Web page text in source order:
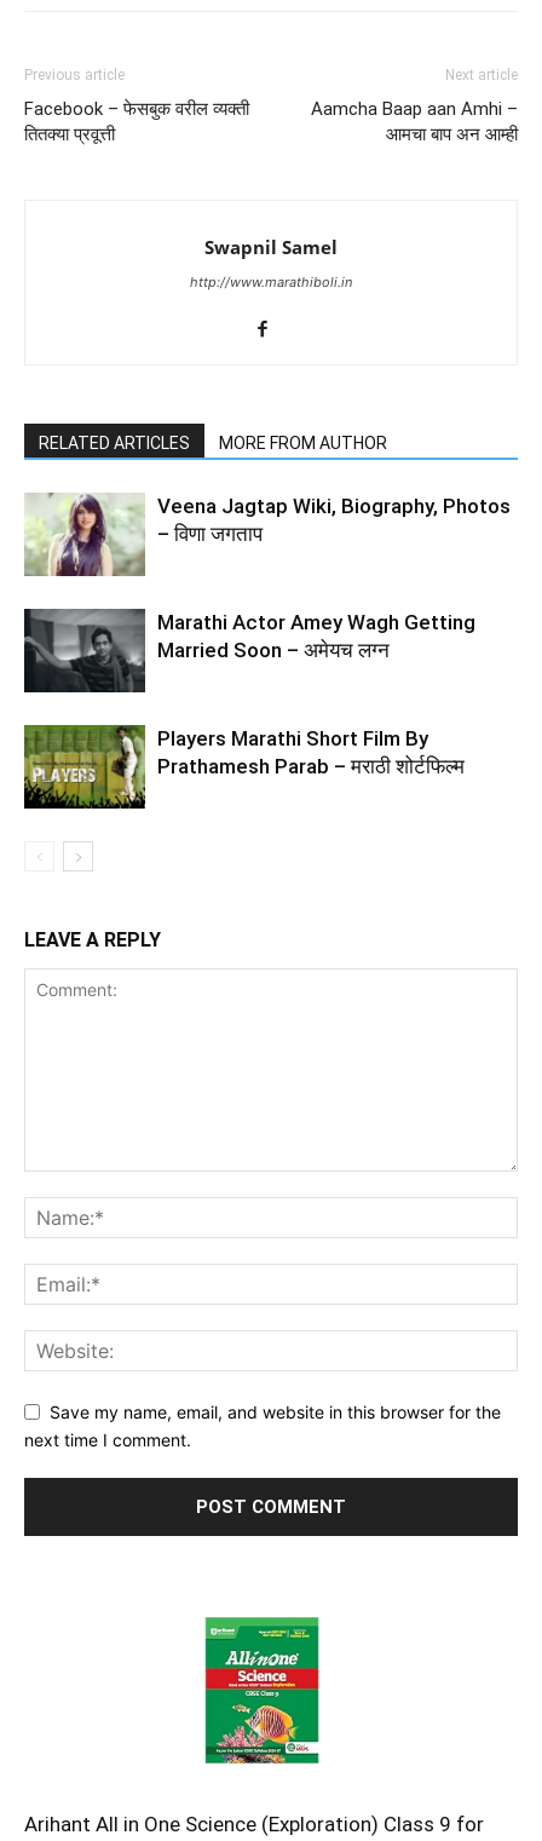
Previous article
Facebook – फेसबुक वरील व्यक्ती
तितक्या प्रवूत्ती
Next article
Aamcha Baap aan Amhi –
आमचा बाप अन आम्ही
Swapnil Samel
http://www.marathiboli.in
RELATED ARTICLES MORE FROM AUTHOR
Veena Jagtap Wiki, Biography, Photos
– विणा जगताप
Marathi Actor Amey Wagh Getting
Married Soon – अमेयच लग्न
Players Marathi Short Film By
Prathamesh Parab – मराठी शोर्टफिल्म
LEAVE A REPLY
Save my name, email, and website in this browser for the
next time I comment.
Arihant All in One Science (Exploration) Class 9 for